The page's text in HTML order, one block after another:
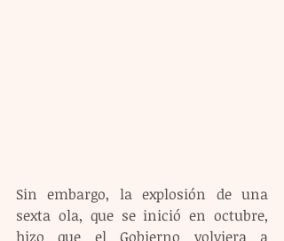
Sin embargo, la explosión de una
sexta ola, que se inició en octubre,
hizo que el Gobierno volviera a